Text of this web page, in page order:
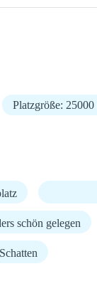
Platzgröße: 25000
schön gelegen